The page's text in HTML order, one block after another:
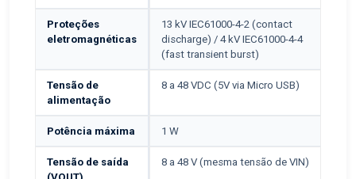
Proteções
eletromagnéticas
13 kV IEC61000-4-2 (contact
discharge) / 4 kV IEC61000-4-4
(fast transient burst)
Tensão de
alimentação
8 a 48 VDC (5V via Micro USB)
Potência máxima 1 W
Tensão de saída
8 a 48 V (mesma tensão de VIN)